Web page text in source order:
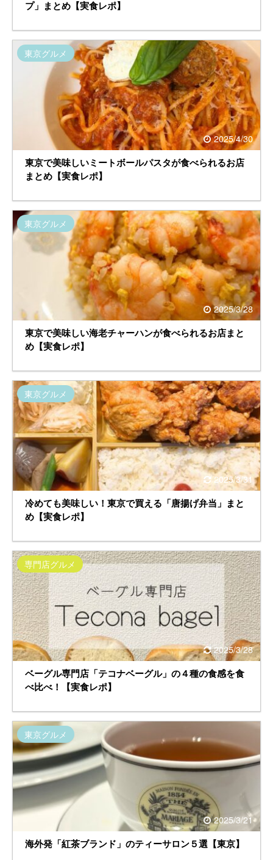
プ」まとめ【実食レポ】
2025/4/30
東京グルメ
東京で美味しいミートボールパスタが食べられるお店
まとめ【実食レポ】
2025/3/28
東京グルメ
東京で美味しい海老チャーハンが食べられるお店まと
め【実食レポ】
2025/3/31
東京グルメ
冷めても美味しい！東京で買える「唐揚げ弁当」まと
め【実食レポ】
2025/3/28
専門店グルメ
ベーグル専門店「テコナベーグル」の４種の食感を食
べ比べ！【実食レポ】
2025/3/21
東京グルメ
海外発「紅茶ブランド」のティーサロン５選【東京】